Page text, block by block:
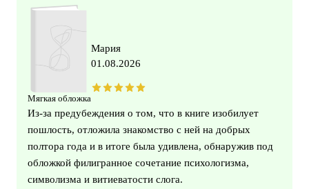
Мягкая обложка
Мария
01.08.2026
Из-за предубеждения о том, что в книге изобилует
пошлость, отложила знакомство с ней на добрых
полтора года и в итоге была удивлена, обнаружив под
обложкой филигранное сочетание психологизма,
символизма и витиеватости слога.